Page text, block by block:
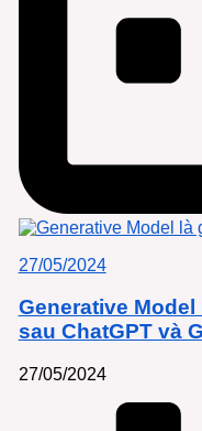
27/05/2024
Generative
sau ChatGPT và
27/05/2024